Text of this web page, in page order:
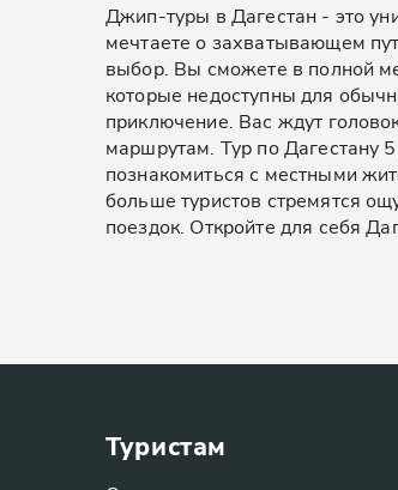
Джип-туры в Дагестан - это
мечтаете о захватывающем
выбор. Вы сможете в полной
которые недоступны для
приключение. Вас ждут
маршрутам. Тур по Дагестану
познакомиться с местными
больше туристов стремятся
поездок. Откройте для себя
Туристам